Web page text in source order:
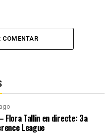
COMENTAR
Flora Tallin en directe: 3a
League